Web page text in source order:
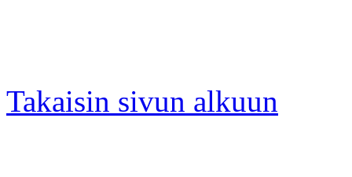
Takaisin sivun alkuun